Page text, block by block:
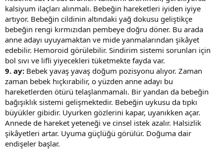
kalsiyum ilaçları alınmalı. Bebeğin hareketleri iyiden iyiye
artıyor. Bebeğin cildinin altındaki yağ dokusu geliştikçe
bebeğin rengi kırmızıdan pembeye doğru döner. Bu arada
anne adayı uyuyamaktan ve mide yanmalarından şikâyet
edebilir. Hemoroid görülebilir. Sindirim sistemi sorunları için
bol sıvı ve lifli yiyecekleri tüketmekte fayda var.
9. ay: Bebek yavaş yavaş doğum pozisyonu alıyor. Zaman
zaman bebek hıçkırabilir, o yüzden anne adayı bu
hareketlerden ötürü telaşlanmamalı. Bir yandan da bebeğin
bağışıklık sistemi gelişmektedir. Bebeğin uykusu da tıpkı
büyükler gibidir. Uyurken gözlerini kapar, uyanıkken açar.
Annede de hareket yeteneği ve cinsel istek azalır. Halsizlik
şikâyetleri artar. Uyuma güçlüğü görülür. Doğuma dair
endişeler başlar.